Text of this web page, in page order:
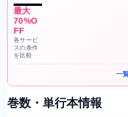
最大
70%O
FF
各サービ
スの条件
を比較
一
巻数・単行本情報